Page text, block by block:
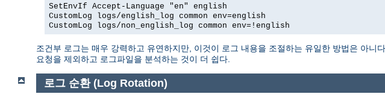
SetEnvIf Accept-Language "en" english
CustomLog logs/english_log common env=english
CustomLog logs/non_english_log common env=!english
조건부 로그는 매우 강력하고 유연하지만, 이것이 로그 내용을 조절하는 유일한 방법은 아
요청을 제외하고 로그파일을 분석하는 것이 더 쉽다.
로그 순환 (Log Rotation)